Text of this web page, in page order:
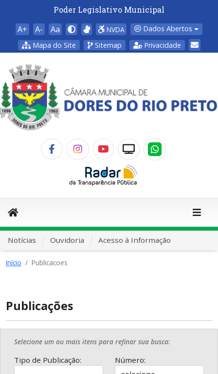
Poder Legislativo Municipal
A+ A- Aa NVDA
Dados Abertos
Mapa do Site
Sitemap Privacidade
Notícias Ouvidoria Acesso à Informação
Início Publicacoes
Publicações
Selecione um ou mais itens para refinar sua busca:
Tipo de Publicação: Número: